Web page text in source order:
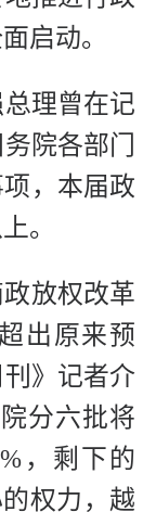
启动。
理曾在记
院各部门
，本届政
。
放权改革
出原来预
》记者介
分六批将
，剩下的
权力，越